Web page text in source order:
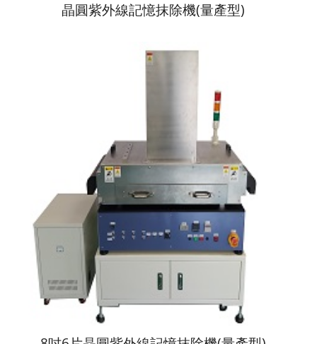
晶圓紫外線記憶抹除機(量產型)